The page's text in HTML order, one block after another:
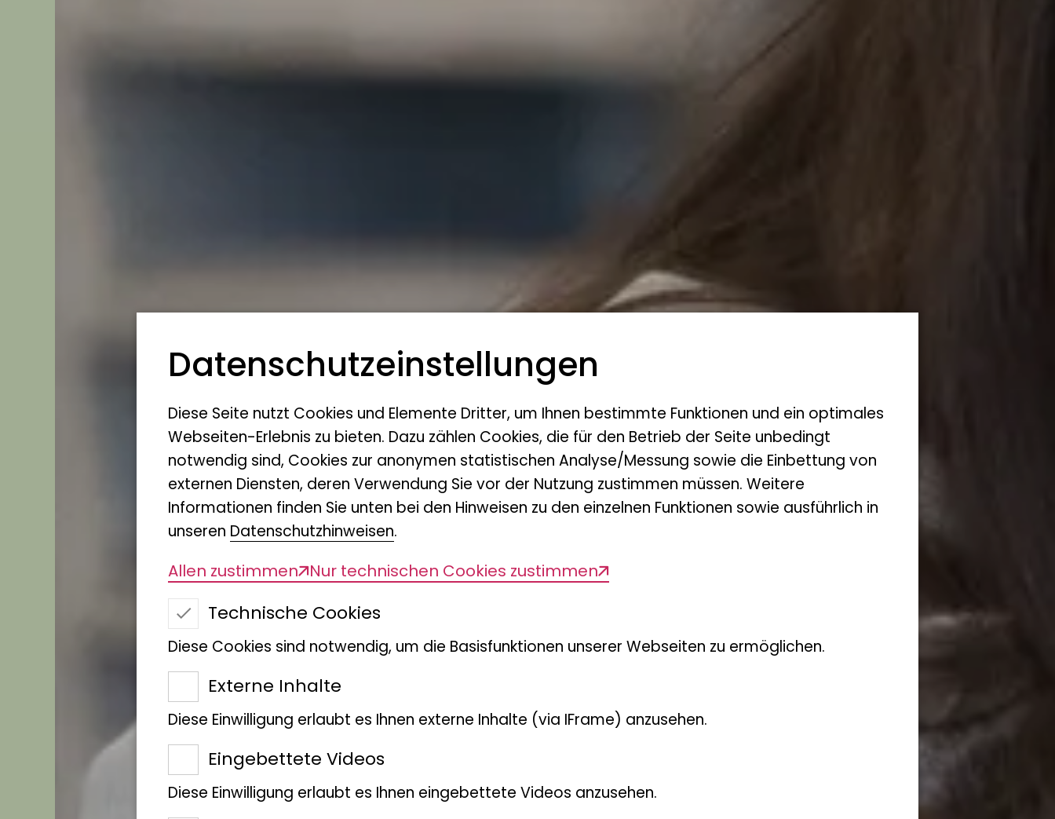
Datenschutz­einstellungen
Diese Seite nutzt Cookies und Elemente Dritter, um Ihnen bestimmte Funktionen und ein optimales
Webseiten-Erlebnis zu bieten. Dazu zählen Cookies, die für den Betrieb der Seite unbedingt
notwendig sind, Cookies zur anonymen statistischen Analyse/Messung sowie die Einbettung von
externen Diensten, deren Verwendung Sie vor der Nutzung zustimmen müssen. Weitere
Informationen finden Sie unten bei den Hinweisen zu den einzelnen Funktionen sowie ausführlich in
unseren Datenschutzhinweisen.
Allen zustimmen Nur technischen Cookies zustimmen
Technische Cookies
Diese Cookies sind notwendig, um die Basisfunktionen unserer Webseiten zu ermöglichen.
Externe Inhalte
Diese Einwilligung erlaubt es Ihnen externe Inhalte (via IFrame) anzusehen.
Eingebettete Videos
Diese Einwilligung erlaubt es Ihnen eingebettete Videos anzusehen.